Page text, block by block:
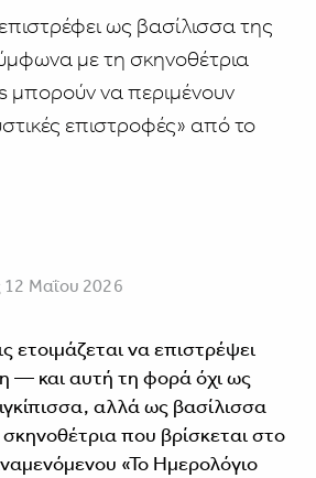
ως βασίλισσα της
με τη σκηνοθέτρια
μπορούν να περιμένουν
επιστροφές» από το
12 Μαΐου 2026
ετοιμάζεται να επιστρέψει
— και αυτή τη φορά όχι ως
αλλά ως βασίλισσα
που βρίσκεται στο
«Το Ημερολόγιο